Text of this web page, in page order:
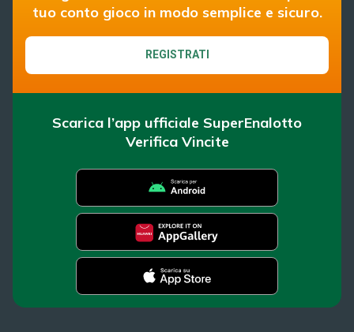
tuo conto gioco in modo semplice e sicuro.
REGISTRATI
Scarica l’app ufficiale SuperEnalotto
Verifica Vincite
SuperEnalotto
News